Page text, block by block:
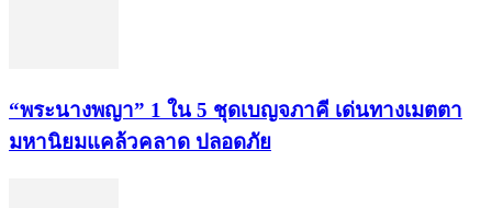
“พระ​นาง​พญา” 1 ใน 5​ ชุดเบญจ​ภาคี​ เด่นทางเมตตา​
มหา​นิยม​แคล้วคลาด​ ปลอดภัย​